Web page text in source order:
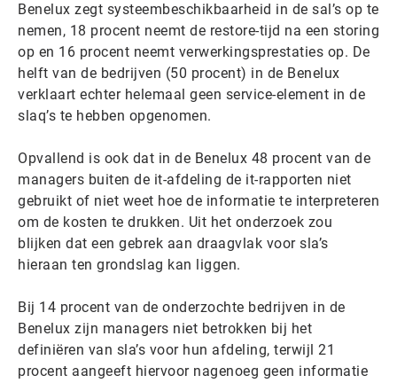
Benelux zegt systeembeschikbaarheid in de sal’s op te
nemen, 18 procent neemt de restore-tijd na een storing
op en 16 procent neemt verwerkingsprestaties op. De
helft van de bedrijven (50 procent) in de Benelux
verklaart echter helemaal geen service-element in de
slaq’s te hebben opgenomen.
Opvallend is ook dat in de Benelux 48 procent van de
managers buiten de it-afdeling de it-rapporten niet
gebruikt of niet weet hoe de informatie te interpreteren
om de kosten te drukken. Uit het onderzoek zou
blijken dat een gebrek aan draagvlak voor sla’s
hieraan ten grondslag kan liggen.
Bij 14 procent van de onderzochte bedrijven in de
Benelux zijn managers niet betrokken bij het
definiëren van sla’s voor hun afdeling, terwijl 21
procent aangeeft hiervoor nagenoeg geen informatie